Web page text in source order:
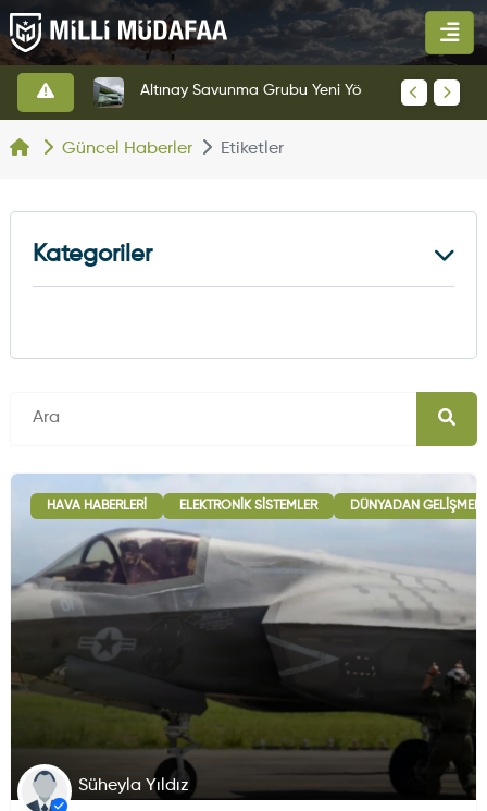
Güncel Haberler Etiketler
HAVA HABERLERI ELEKTRONIK SISTEMLER DÜNYADAN
Süheyla Yıldız
Kategoriler
Deniz Haberleri
Uydu ve Uzay Haberi
Silah ve Mühimmatlar 231